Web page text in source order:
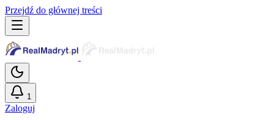
Przejdź do głównej treści
1
Zaloguj